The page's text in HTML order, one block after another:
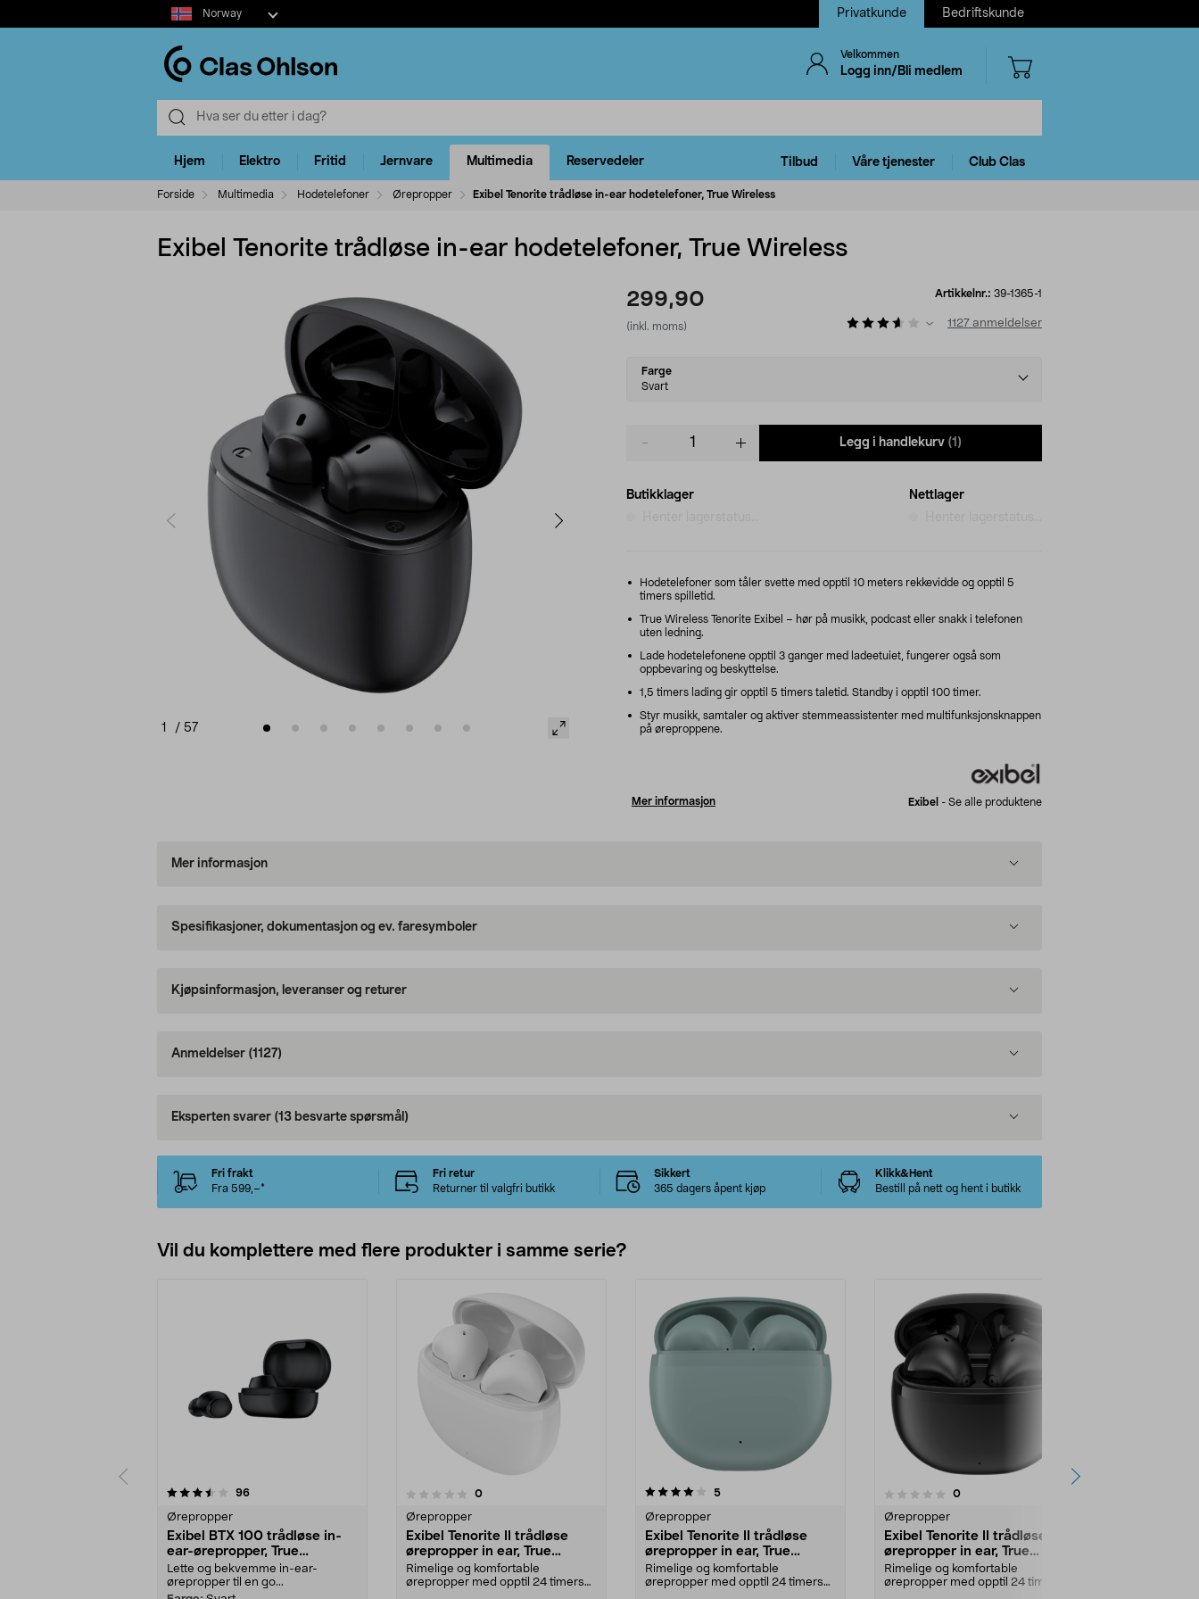
Select
market
Norway Privatkunde Bedriftskunde
Velkommen
Logg inn/Bli medlem
Hjem Elektro Fritid Jernvare Multimedia Reservedeler Tilbud Våre tjenester Club Clas
Forside Multimedia Hodetelefoner Ørepropper Exibel Tenorite trådløse in-ear hodetelefoner, True Wireless
Exibel Tenorite trådløse in-ear hodetelefoner, True Wireless
1 / 57
299,90
(inkl. moms)
Artikkelnr.: 39-1365-1
1127 anmeldelser
Select
variant
Farge
Svart
Legg i handlekurv (1)
Butikklager
Nettlager
Hodetelefoner som tåler svette med opptil 10 meters rekkevidde og opptil 5
timers spilletid.
True Wireless Tenorite Exibel – hør på musikk, podcast eller snakk i telefonen
uten ledning.
Lade hodetelefonene opptil 3 ganger med ladeetuiet, fungerer også som
oppbevaring og beskyttelse.
1,5 timers lading gir opptil 5 timers taletid. Standby i opptil 100 timer.
Styr musikk, samtaler og aktiver stemmeassistenter med multifunksjonsknappen
på øreproppene.
Mer informasjon Exibel - Se alle produktene
Mer informasjon
Spesifikasjoner, dokumentasjon og ev. faresymboler
Kjøpsinformasjon, leveranser og returer
Anmeldelser (1127)
Eksperten svarer (13 besvarte spørsmål)
Fri frakt
Fra 599,–*
Fri retur
Returner til valgfri butikk
Sikkert
365 dagers åpent kjøp
Klikk&Hent
Bestill på nett og hent i butikk
Vil du komplettere med flere produkter i samme serie?
96anmeldelser
Ørepropper
Exibel BTX 100 trådløse in-
ear-ørepropper, True
Wireless
Lette og bekvemme in-ear-
ørepropper til en go...
0.0 av 5 stjerner 0anmeldelser
Ørepropper
Exibel Tenorite II trådløse
ørepropper in ear, True
Wireless
Rimelige og komfortable
ørepropper med opptil 24 timers
4.0av 5 stjerner 5anmeldelser
Ørepropper
Exibel Tenorite II trådløse
ørepropper in ear, True
Wireless
Rimelige og komfortable
ørepropper med opptil 24 timers
0.0 av 5 stjerner 0anmeldelser
Ørepropper
Exibel Tenorite II trådløse
ørepropper in ear, True
Wireless
Rimelige og komfortable
ørepropper med opptil 24 timers
4.0av 5 stjerner